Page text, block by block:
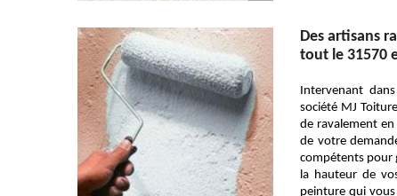
Des artisans
tout le 31570
Intervenant
société MJ
de ravalement
de votre
compétents pour
la hauteur de
peinture qui